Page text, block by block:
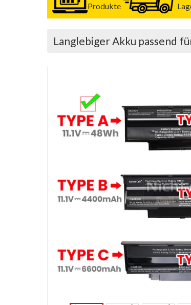
Produkte
Langlebiger Akku passend